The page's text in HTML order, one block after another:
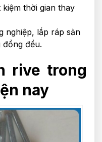
kiệm thời gian thay
nghiệp, lắp ráp sản
đồng đều.
rive trong
nay